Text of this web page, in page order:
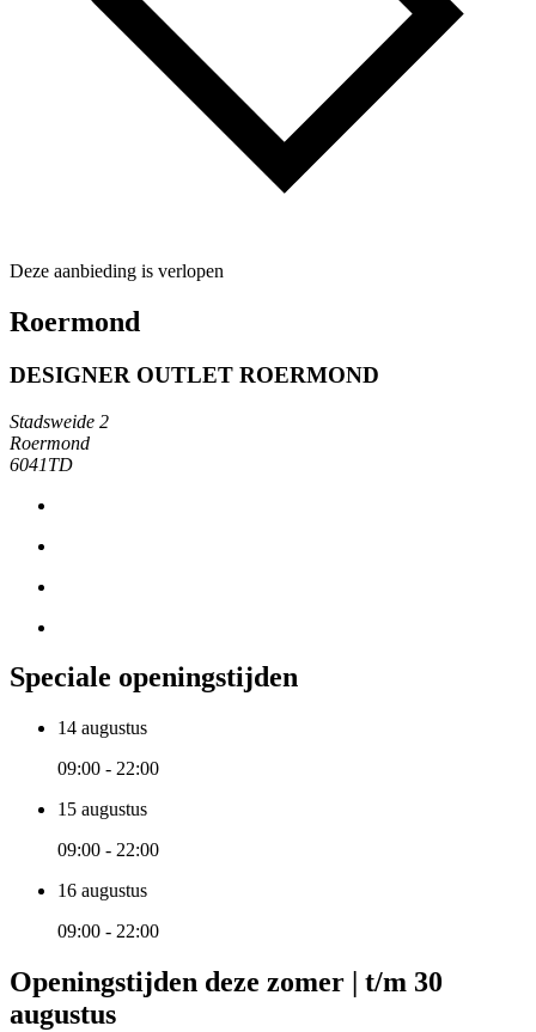
Deze aanbieding is verlopen
Roermond
DESIGNER OUTLET ROERMOND
Stadsweide 2
Roermond
6041TD
Speciale openingstijden
14 augustus
09:00 - 22:00
15 augustus
09:00 - 22:00
16 augustus
09:00 - 22:00
Openingstijden deze zomer | t/m 30
augustus